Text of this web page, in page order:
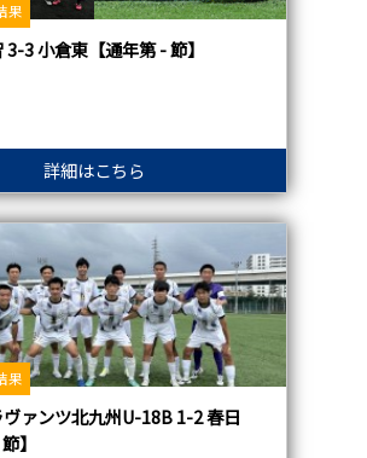
果
3 小倉東【通年第 - 節】
詳細はこちら
果
ァンツ北九州U-18B 1-2 春日
】